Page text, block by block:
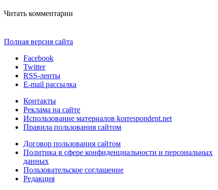
Читать комментарии
Полная версия сайта
Facebook
Twitter
RSS-ленты
E-mail рассылка
Контакты
Реклама на сайте
Использование материалов korrespondent.net
Правила пользования сайтом
Договор пользования сайтом
Политика в сфере конфиденциальности и персональных
данных
Пользовательское соглашение
Редакция